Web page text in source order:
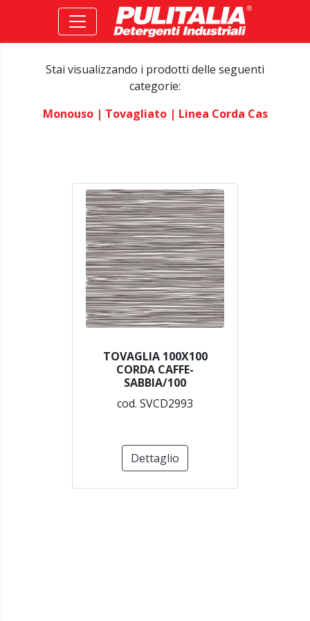
Stai visualizzando i prodotti delle seguenti
categorie:
Monouso | Tovagliato | Linea Corda Cas
TOVAGLIA 100X100
CORDA CAFFE-
SABBIA/100
cod. SVCD2993
Dettaglio